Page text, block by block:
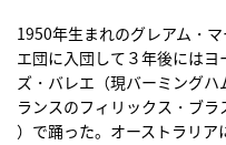
1950年生まれのグレアム・
エ団に入団して３年後には
ズ・バレエ（現バーミング
ランスのフィリックス・ブ
）で踊った。オーストラリ